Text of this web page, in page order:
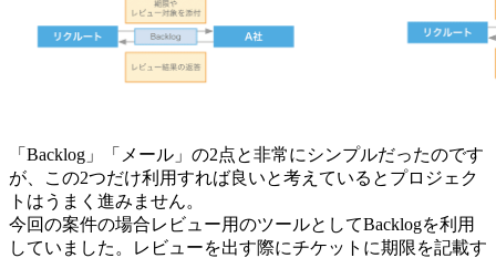
「Backlog」「メール」の2点と非常にシンプルだったのです
が、この2つだけ利用すれば良いと考えているとプロジェク
トはうまく進みません。
今回の案件の場合レビュー用のツールとしてBacklogを利用
していました。レビューを出す際にチケットに期限を記載す